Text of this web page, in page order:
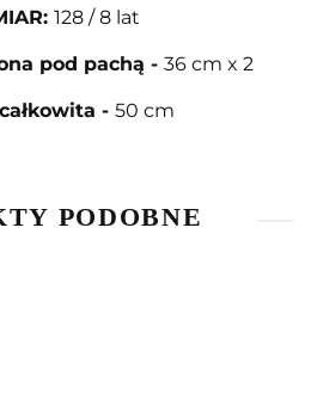
: 128 / 8 lat
pod pachą - 36 cm x 2
- 50 cm
PODOBNE